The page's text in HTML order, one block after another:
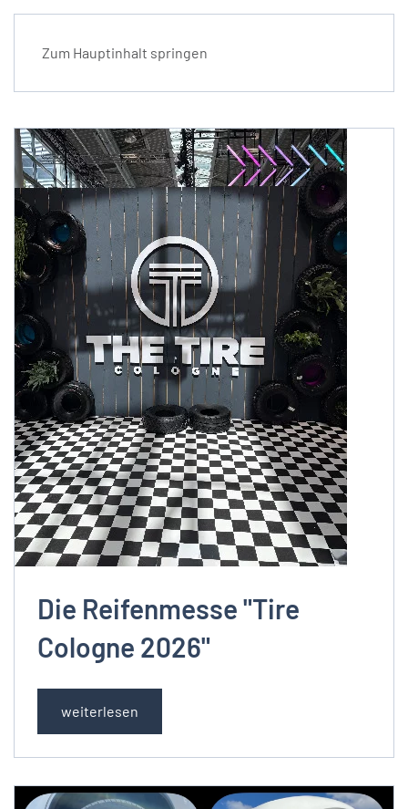
Zum Hauptinhalt springen
seit 1985
Reifen Haro GmbH
Aktuelles / News
Die Reifenmesse "Tire
Cologne 2026"
weiterlesen